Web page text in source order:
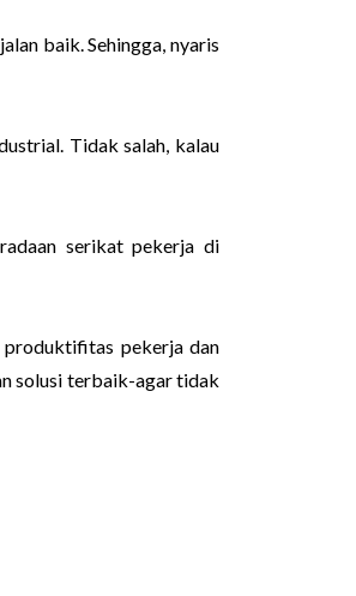
baik. Sehingga, nyaris
Tidak salah, kalau
serikat pekerja di
produktifitas pekerja dan
solusi terbaik-agar tidak